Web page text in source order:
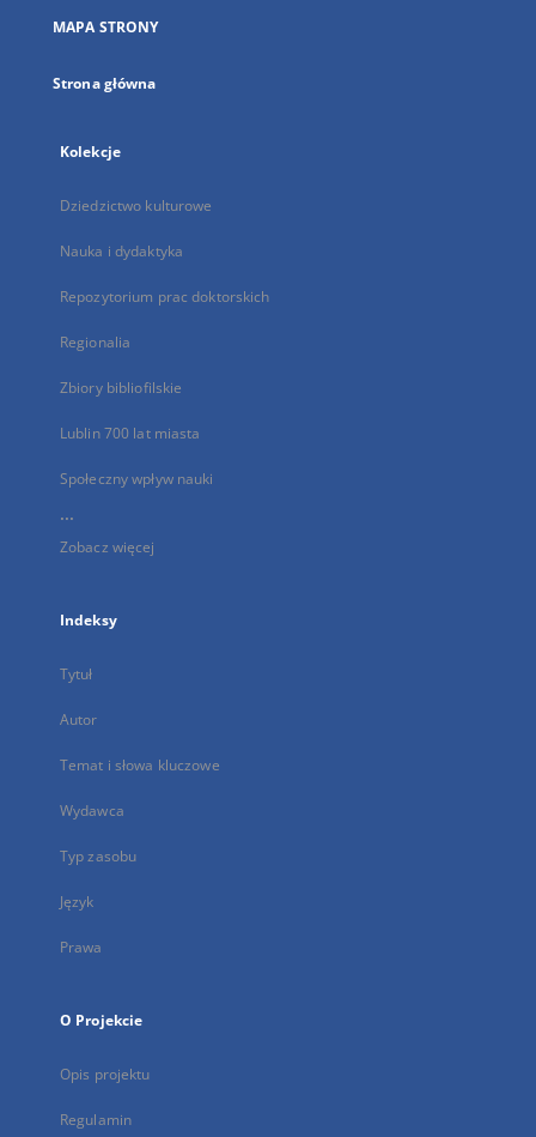
karcie
MAPA STRONY
Strona główna
Kolekcje
Dziedzictwo kulturowe
Nauka i dydaktyka
Repozytorium prac doktorskich
Regionalia
Zbiory bibliofilskie
Lublin 700 lat miasta
Społeczny wpływ nauki
...
Zobacz więcej
Indeksy
Tytuł
Autor
Temat i słowa kluczowe
Wydawca
Typ zasobu
Język
Prawa
O Projekcie
Opis projektu
Regulamin